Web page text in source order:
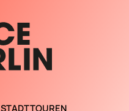
STADTTOUREN